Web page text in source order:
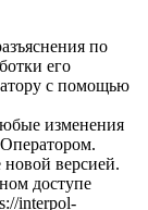
по
его
с помощью
изменения
новой версией.
доступе
interpol-